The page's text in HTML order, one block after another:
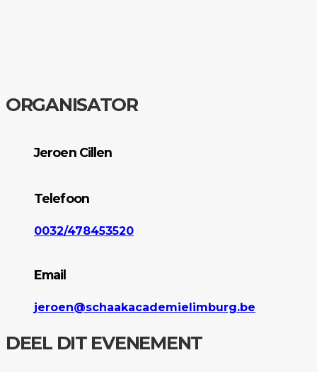
ORGANISATOR
Jeroen Cillen
Telefoon
0032/478453520
Email
jeroen@schaakacademielimburg.be
DEEL DIT EVENEMENT